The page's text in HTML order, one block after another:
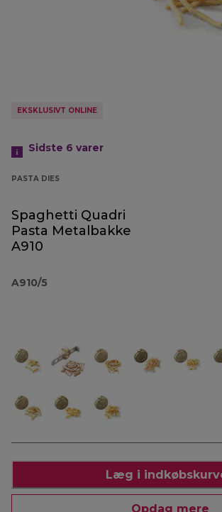
EKSKLUSIVT ONLINE
Sidste 6 varer
PASTA DIES
Spaghetti Quadri
Pasta Metalbakke
A910
A910/5
Læg i
Opdag mere